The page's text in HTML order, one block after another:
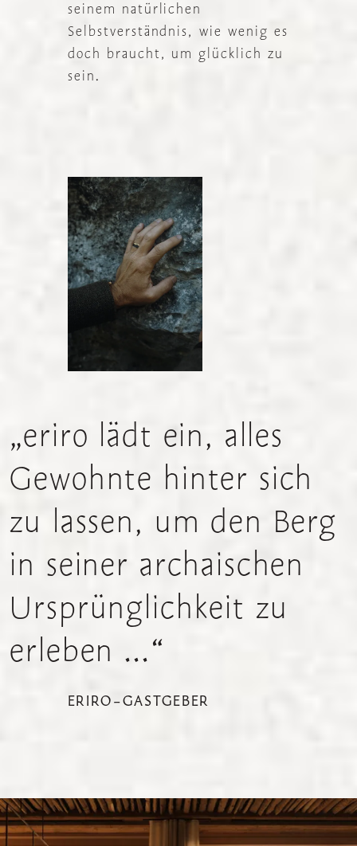
seinem natürlichen
Selbstverständnis, wie wenig es
doch braucht, um glücklich zu
sein.
„eriro lädt ein, alles
Gewohnte hinter sich
zu lassen, um den Berg
in seiner archaischen
Ursprünglichkeit zu
erleben ...“
ERIRO-GASTGEBER